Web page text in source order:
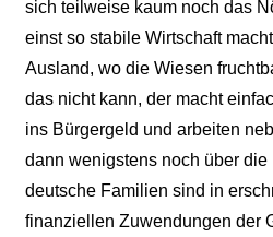
sich teilweise kaum noch das
einst so stabile Wirtschaft
Ausland, wo die Wiesen
das nicht kann, der macht
ins Bürgergeld und arbeiten
dann wenigstens noch über die
deutsche Familien sind in
finanziellen Zuwendungen der